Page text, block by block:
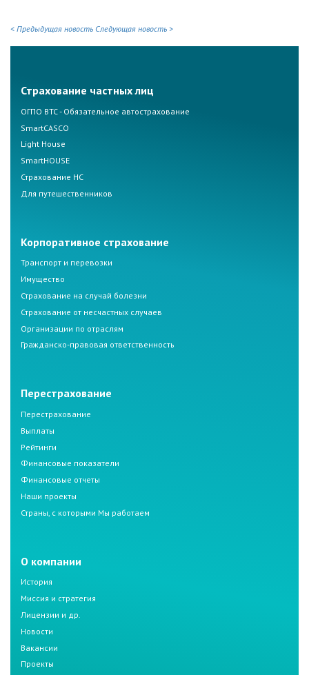
< Предыдущая новость Следующая новость >
Страхование частных лиц
ОГПО ВТС - Обязательное автострахование
SmartCASCO
Light House
SmartHOUSE
Страхование НС
Для путешественников
Корпоративное страхование
Транспорт и перевозки
Имущество
Страхование на случай болезни
Страхование от несчастных случаев
Организации по отраслям
Гражданско-правовая ответственность
Перестрахование
Перестрахование
Выплаты
Рейтинги
Финансовые показатели
Финансовые отчеты
Наши проекты
Страны, с которыми Мы работаем
О компании
История
Миссия и стратегия
Лицензии и др.
Новости
Вакансии
Проекты